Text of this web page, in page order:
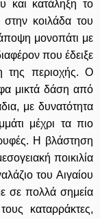
και κατάληξη το
στην κοιλάδα του
μονοπάτι με
που έδειξε
της περιοχής. Ο
μικτά δάση από
με δυνατότητα
μέχρι τα πιο
Η βλάστηση
ποικιλία
του Αιγαίου
σε πολλά σημεία
καταρράκτες,